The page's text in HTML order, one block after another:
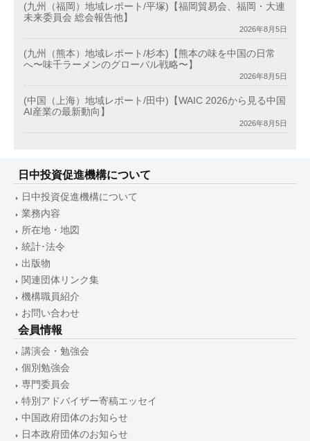
(九州（福岡）地域レポート/平塚)【福岡貿易会、福岡・大連
未来委員会 総会報告他】
2026年8月5日
(九州（熊本）地域レポート/杉本)【熊本の味を中国の日常
へ〜味千ラーメンのグローバル戦略〜】
2026年8月5日
(中国（上海）地域レポート/田中)【WAIC 2026から見る中国
AI産業の最新動向】
2026年8月5日
日中投資促進機構について
日中投資促進機構について
業務内容
所在地・地図
統計･法令
出版物
関連団体リンク集
機構職員紹介
お問い合わせ
会員情報
講演会・勉強会
個別勉強会
専門委員会
特別アドバイザー寄稿エッセイ
中国政府団体のお知らせ
日本政府団体のお知らせ